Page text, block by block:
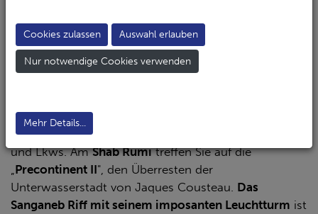
ist fast genauso lang wie die ägyptische! Die Anreise
ist – zugegeben – etwas beschwerlicher als nach
Ägypten, was allerdings auch zur Folge hat, dass die
Erforschen Sie am
Belt", ein japanischer Frachter mit zahlreichen Autos
und Lkws. AmShab Rumitreffen Sie auf die
Precontinent II", den Überresten der
Unterwasserstadt von Jaques Cousteau. Das
Sanganeb Riff mit seinem imposanten Leuchtturm ist
Cookies zulassen Auswahl erlauben
Nur notwendige Cookies verwenden
Mehr Details...